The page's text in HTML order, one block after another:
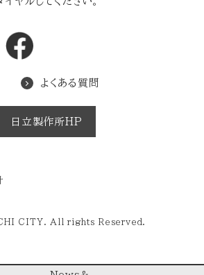
よくある質問
日立製作所HP
CITY. All rights Reserved.